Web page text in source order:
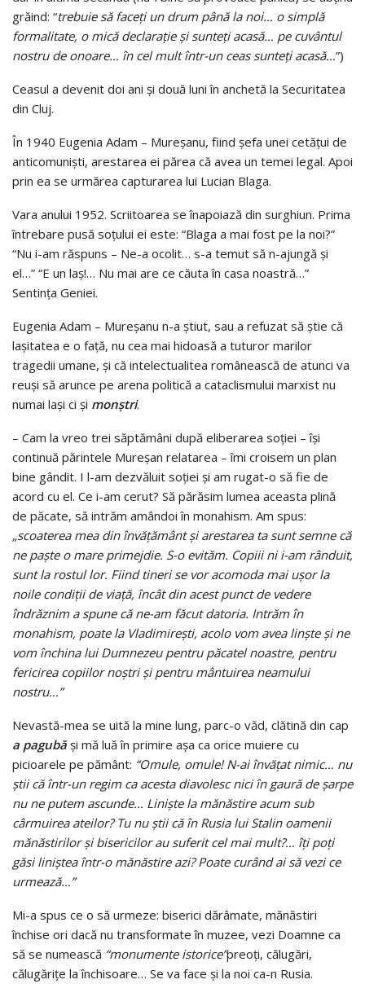
grăind: “trebuie să faceţi un drum până la noi… o simplă
formalitate, o mică declaraţie şi sunteţi acasă… pe cuvântul
nostru de onoare… în cel mult într-un ceas sunteţi acasă…”)
Ceasul a devenit doi ani şi două luni în anchetă la Securitatea
din Cluj.
În 1940 Eugenia Adam – Mureşanu, fiind şefa unei cetăţui de
anticomunişti, arestarea ei părea că avea un temei legal. Apoi
prin ea se urmărea capturarea lui Lucian Blaga.
Vara anului 1952. Scriitoarea se înapoiază din surghiun. Prima
întrebare pusă soţului ei este: “Blaga a mai fost pe la noi?”
“Nu i-am răspuns – Ne-a ocolit… s-a temut să n-ajungă şi
el…” “E un laş!… Nu mai are ce căuta în casa noastră…”
Sentinţa Geniei.
Eugenia Adam – Mureşanu n-a ştiut, sau a refuzat să ştie că
laşitatea e o faţă, nu cea mai hidoasă a tuturor marilor
tragedii umane, şi că intelectualitea românească de atunci va
reuşi să arunce pe arena politică a cataclismului marxist nu
numai laşi ci şi monştri.
– Cam la vreo trei săptămâni după eliberarea soţiei – îşi
continuă părintele Mureşan relatarea – îmi croisem un plan
bine gândit. I l-am dezvăluit soţiei şi am rugat-o să fie de
acord cu el. Ce i-am cerut? Să părăsim lumea aceasta plină
de păcate, să intrăm amândoi în monahism. Am spus:
„scoaterea mea din învăţământ şi arestarea ta sunt semne că
ne paşte o mare primejdie. S-o evităm. Copiii ni i-am rânduit,
sunt la rostul lor. Fiind tineri se vor acomoda mai uşor la
noile condiţii de viaţă, încât din acest punct de vedere
îndrăznim a spune că ne-am făcut datoria. Intrăm în
monahism, poate la Vladimireşti, acolo vom avea linşte şi ne
vom închina lui Dumnezeu pentru păcatel noastre, pentru
fericirea copiilor noştri şi pentru mântuirea neamului
nostru…”
Nevastă-mea se uită la mine lung, parc-o văd, clătină din cap
a pagubăşi mă luă în primire aşa ca orice muiere cu
picioarele pe pământ: “Omule, omule! N-ai învăţat nimic… nu
ştii că într-un regim ca acesta diavolesc nici în gaură de şarpe
nu ne putem ascunde… Linişte la mănăstire acum sub
cârmuirea ateilor? Tu nu ştii că în Rusia lui Stalin oamenii
mănăstirilor şi bisericilor au suferit cel mai mult?… îţi poţi
găsi liniştea într-o mănăstire azi? Poate curând ai să vezi ce
urmează…”
Mi-a spus ce o să urmeze: biserici dărâmate, mănăstiri
închise ori dacă nu transformate în muzee, vezi Doamne ca
să se numească “monumente istorice”preoţi, călugări,
călugăriţe la închisoare… Se va face şi la noi ca-n Rusia.